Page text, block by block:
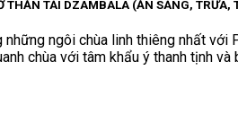
THẦN TÀI DZAMBALA (ĂN SÁNG, TRƯA,
ngôi chùa linh thiêng nhất
chùa với tâm khẩu ý thanh tịnh và